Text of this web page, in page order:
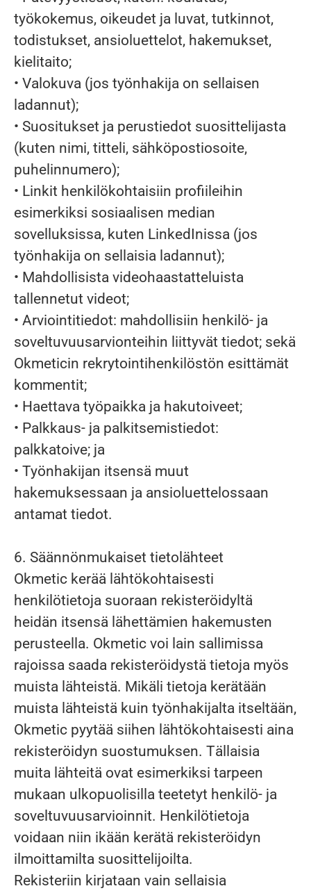
työkokemus, oikeudet ja luvat, tutkinnot,
todistukset, ansioluettelot, hakemukset,
kielitaito;
• Valokuva (jos työnhakija on sellaisen
ladannut);
• Suositukset ja perustiedot suosittelijasta
(kuten nimi, titteli, sähköpostiosoite,
puhelinnumero);
• Linkit henkilökohtaisiin profiileihin
esimerkiksi sosiaalisen median
sovelluksissa, kuten LinkedInissa (jos
työnhakija on sellaisia ladannut);
• Mahdollisista videohaastatteluista
tallennetut videot;
• Arviointitiedot: mahdollisiin henkilö- ja
soveltuvuusarvionteihin liittyvät tiedot; sekä
Okmeticin rekrytointihenkilöstön esittämät
kommentit;
• Haettava työpaikka ja hakutoiveet;
• Palkkaus- ja palkitsemistiedot:
palkkatoive; ja
• Työnhakijan itsensä muut
hakemuksessaan ja ansioluettelossaan
antamat tiedot.
6. Säännönmukaiset tietolähteet
Okmetic kerää lähtökohtaisesti
henkilötietoja suoraan rekisteröidyltä
heidän itsensä lähettämien hakemusten
perusteella. Okmetic voi lain sallimissa
rajoissa saada rekisteröidystä tietoja myös
muista lähteistä. Mikäli tietoja kerätään
muista lähteistä kuin työnhakijalta itseltään,
Okmetic pyytää siihen lähtökohtaisesti aina
rekisteröidyn suostumuksen. Tällaisia
muita lähteitä ovat esimerkiksi tarpeen
mukaan ulkopuolisilla teetetyt henkilö- ja
soveltuvuusarvioinnit. Henkilötietoja
voidaan niin ikään kerätä rekisteröidyn
ilmoittamilta suosittelijoilta.
Rekisteriin kirjataan vain sellaisia